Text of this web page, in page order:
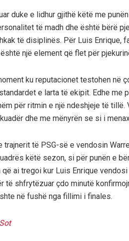
duke e lidhur gjithë këtë me
të madh dhe është bërë
të disiplinës. Për Luis Enrique,
një element që flet për
ku reputacionet testohen në
e larta të ekipit. Edhe
për ritmin e një ndeshjeje të tillë.
dhe me mënyrën se si i
trajnerit të PSG-së e vendosin
këtë sezon, si për punën e
ai tregoi kur Luis Enrique
të shfrytëzuar çdo minutë
në fushë nga fillimi i finales.